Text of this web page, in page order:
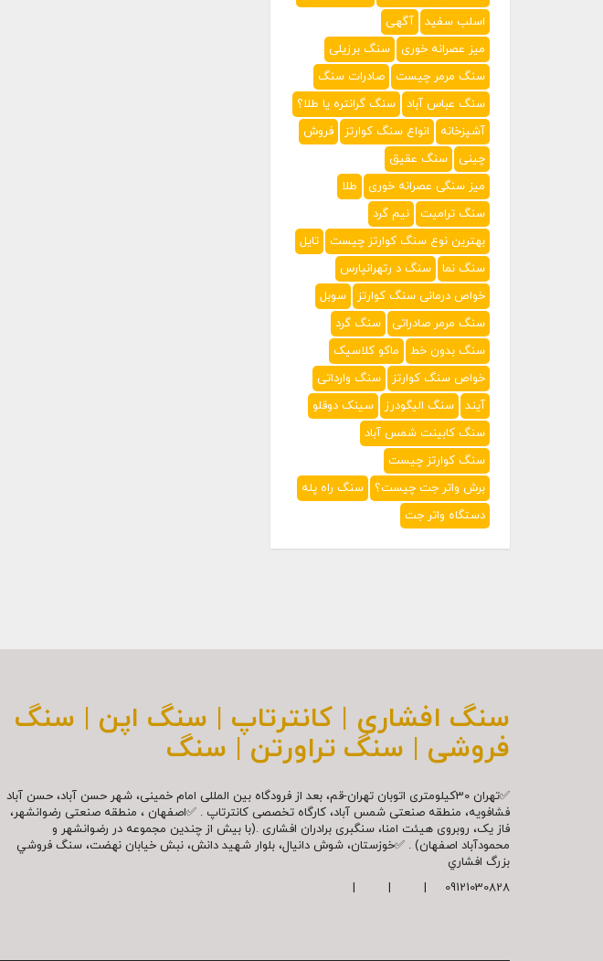
اسلب سفید
آگهی
میز عصرانه خوری
سنگ برزیلی
سنگ مرمر چیست
صادرات سنگ
سنگ عباس آباد
سنگ گرانتره یا طلا؟
آشپزخانه
انواع سنگ کوارتز
فروش
چینی
سنگ عقیق
میز سنگی عصرانه خوری
طلا
سنگ ترامیت
نیم گرد
بهترین نوع سنگ کوارتز چیست
تایل
سنگ نما
سنگ د رتهرانپارس
خواص درمانی سنگ کوارتز
سوبل
سنگ مرمر صادراتی
سنگ گرد
سنگ بدون خط
ماکو کلاسیک
خواص سنگ کوارتز
سنگ وارداتی
آیند
سنگ الیگودرز
سینک دوقلو
سنگ کابینت شمس آباد
سنگ کوارتز چیست
برش واتر جت چیست؟
سنگ راه پله
دستگاه واتر جت
سنگ افشاری | کانترتاپ | سنگ اپن | سنگ
فروشی | سنگ تراورتن | سنگ
✅تهران 30کیلومتری اتوبان تهران-قم، بعد از فرودگاه بین المللی امام خمینی، شهر حسن آباد، حسن آباد
فشافویه، منطقه صنعتی شمس آباد، کارگاه تخصصی کانترتاپ . ✅اصفهان ، منطقه صنعتی رضوانشهر،
فاز یک، روبروی هیئت امنا، سنگبری برادران افشاری .(با بیش از چندین مجموعه در رضوانشهر و
محمودآباد اصفهان) . ✅خوزستان، شوش دانیال، بلوار شهيد دانش، نبش خیابان نهضت، سنگ فروشي
بزرگ افشاري
09121030828 | | |